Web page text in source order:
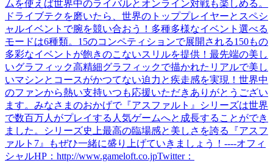
ムを使えば世界中のライバルとオンライン対戦も楽しめる。
ドライブテクを磨いたら、世界のトッププレイヤーとスペシ
ャルイベントで腕を競い合おう！多種多様なイベント選べる
モードは6種類。15のコンペティションで展開される150もの
多彩なイベントが飽きのこないスリルを提供！最先端の美し
いグラフィック高精細グラフィックで描かれたリアルで美し
いマシンとコースがかつてない迫力と疾走感を実現！世界中
のファンから熱い支持いつも応援いただきありがとうござい
ます。みなさまのおかげで『アスファルト』シリーズは世界
で数百万人がプレイする人気ゲームへと成長することができ
ました。シリーズ史上最高の臨場感と美しさを誇る『アスフ
ァルト7』もぜひ一緒に盛り上げていきましょう！----オフィ
シャルHP：http://www.gameloft.co.jpTwitter：